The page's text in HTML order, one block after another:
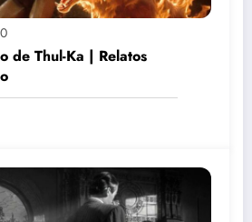
0
de Thul-Ka | Relatos